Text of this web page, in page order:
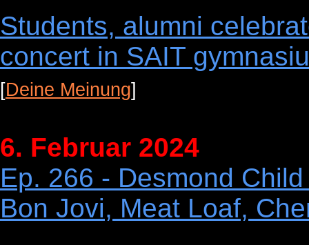
Students, alumni
concert in SAIT
[Deine Meinung]
6. Februar 2024
Ep. 266 - Desmond
Bon Jovi, Meat Loaf,